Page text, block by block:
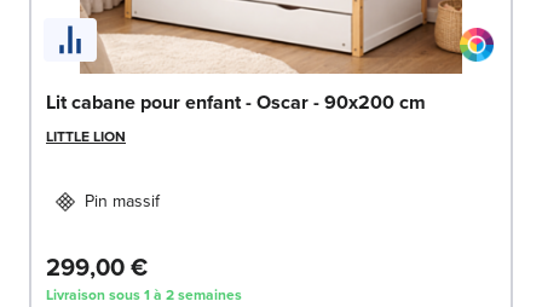
Lit cabane pour enfant - Oscar - 90x200 cm
LITTLE LION
Pin massif
299,00 €
Livraison sous 1 à 2 semaines